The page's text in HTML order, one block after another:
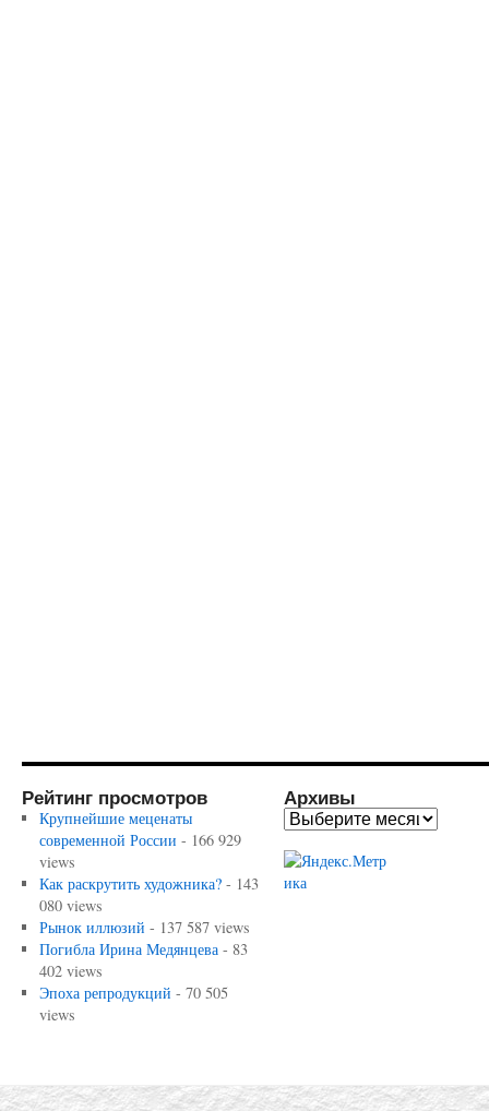
Рейтинг просмотров
Крупнейшие меценаты
современной России - 166 929
views
Как раскрутить художника?- 143
080 views
Рынок иллюзий - 137 587 views
Погибла Ирина Медянцева- 83
402 views
Эпоха репродукций - 70 505
views
Архивы